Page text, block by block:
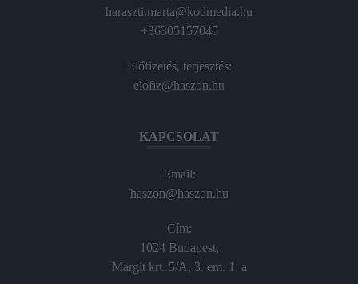
haraszti.marta@kodmedia.hu
+36305157045
Előfizetés, terjesztés:
elofiz@haszon.hu
KAPCSOLAT
Email:
haszon@haszon.hu
Cím:
1024 Budapest,
Margit krt. 5/A, 3. em. 1. a